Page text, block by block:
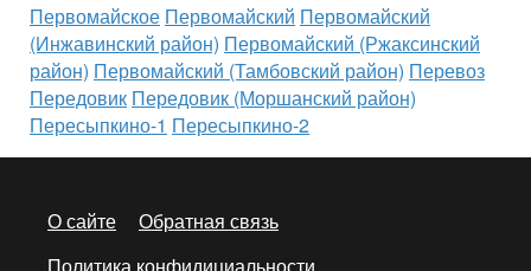
Первомайское Первомайский Первомайский
(Инжавинский район) Первомайский (Ржаксинский
район) Первомайский (Тамбовский район) Перевоз
Передовик Передовик (Моршанский район)
Пересыпкино-1 Пересыпкино-2
О сайте
Обратная связь
Политика конфидициальности